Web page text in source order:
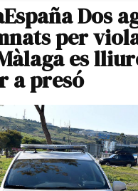
Dos
per
es
a presó